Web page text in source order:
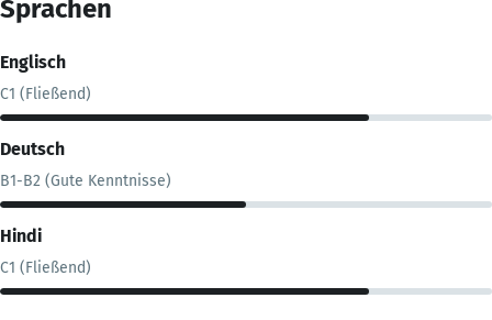
Sprachen
Englisch
C1 (Fließend)
Deutsch
B1-B2 (Gute Kenntnisse)
Hindi
C1 (Fließend)